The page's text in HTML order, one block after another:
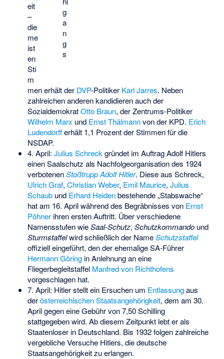
g
a
n
g
s
eit
–
die
me
ist
en
Sti
m
men erhält der DVP-Politiker Karl Jarres. Neben
zahlreichen anderen kandidieren auch der
SozialdemokratOtto Braun, der Zentrums-Politiker
Wilhelm Marx und Ernst Thälmannvon der KPD. Erich
Ludendorfferhält 1,1 Prozent der Stimmen für die
NSDAP.
4. April: Julius Schreck gründet im Auftrag Adolf Hitlers
einen Saalschutz als Nachfolgeorganisation des 1924
verbotenenStoßtrupp Adolf Hitler. Diese aus Schreck,
Ulrich Graf, Christian Weber, Emil Maurice, Julius
Schaubund Erhard Heidenbestehende „Stabswache“
hat am 16. April während des Begräbnisses von Ernst
Pöhnerihren ersten Auftritt. Über verschiedene
Namensstufen wieSaal-Schutz, Schutzkommandound
Sturmstaffelwird schließlich der NameSchutzstaffel
offiziell eingeführt, den der ehemalige SA-Führer
Hermann Göringin Anlehnung an eine
Fliegerbegleitstaffel Manfred von Richthofens
vorgeschlagen hat.
7. April: Hitler stellt ein Ersuchen um Entlassungaus
derösterreichischen Staatsangehörigkeit, dem am 30.
April gegen eine Gebühr von 7,50 Schilling
stattgegeben wird. Ab diesem Zeitpunkt lebt er als
Staatenloser in Deutschland. Bis 1932 folgen zahlreiche
vergebliche Versuche Hitlers, die deutsche
Staatsangehörigkeit zu erlangen.